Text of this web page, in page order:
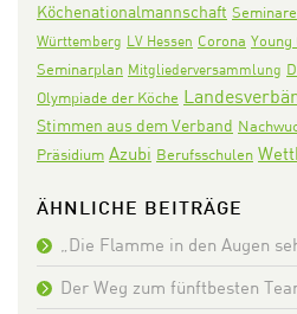
Köchenationalmannschaft Seminare
Württemberg LV Hessen Corona Young
Seminarplan Mitgliederversammlung
Olympiade der Köche
Stimmen aus dem Verband
Präsidium Azubi Berufsschulen
ÄHNLICHE BEITRÄGE
„Die Flamme in den Augen
Der Weg zum fünftbesten